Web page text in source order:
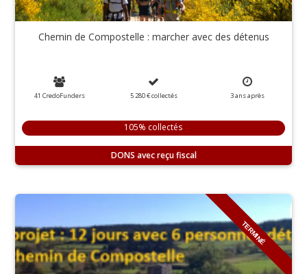
Chemin de Compostelle : marcher avec des détenus
41 CredoFunders 5 280 €collectés 3ansaprès
105% collectés
DONS
TERMINÉ